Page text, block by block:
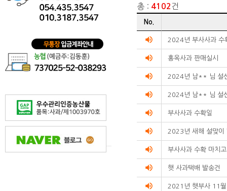
총 : 4102 건
게시글
순번
제목
작성자
작성일
조회수를
리스트화한
테이블입니다.
No.
volume_up 2024년 부사사과 수
volume_up 홍옥사과 판매실시
volume_up 2024년 남** 님 설
volume_up 2024년 남** 님 설
volume_up 부사사과 수확일
volume_up 2023년 새해 설맞이
volume_up 부사사과 수확 마치
volume_up 햇 사과택배 발송건
volume_up 2021년 햇부사 11